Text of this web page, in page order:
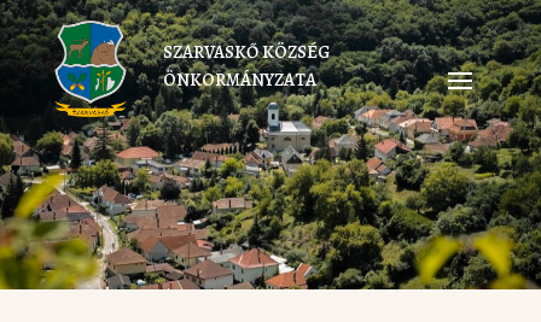
SZARVASKŐ KÖZSÉG
ÖNKORMÁNYZATA